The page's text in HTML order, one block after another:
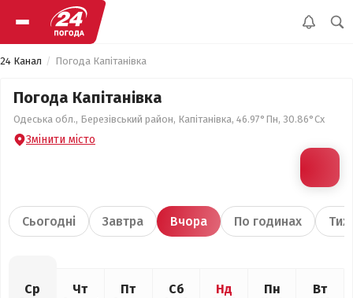
24 Канал Погода Капітанівка
Погода Капітанівка
Одеська обл., Березівський район, Капітанівка, 46.97°Пн, 30.86°Сх
Змінити місто
Сьогодні Завтра Вчора По годинах
Ср Чт Пт Сб Нд Пн Вт